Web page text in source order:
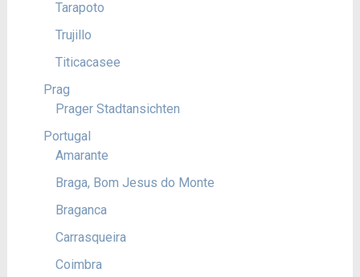
Tarapoto
Trujillo
Titicacasee
Prag
Prager Stadtansichten
Portugal
Amarante
Braga, Bom Jesus do Monte
Braganca
Carrasqueira
Coimbra